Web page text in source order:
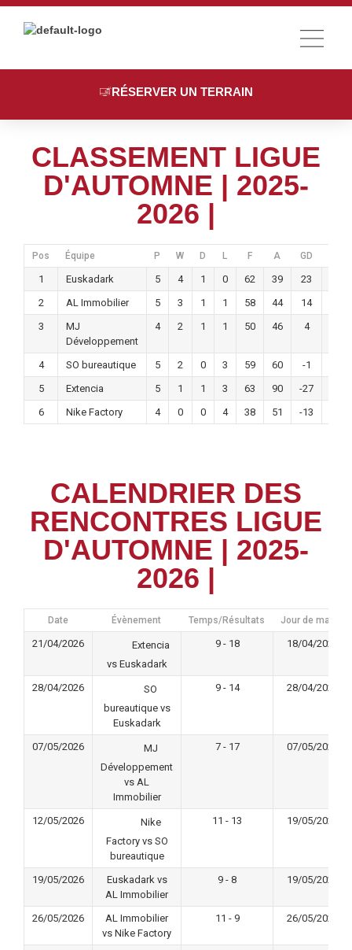
RÉSERVER UN TERRAIN
CLASSEMENT LIGUE
D'AUTOMNE | 2025-
2026 |
Pos Équipe P W D L F A GD
1 Euskadark 5 4 1 0 62 39 23
2
AL Immobilier 5 3 1 1 58 44 14
3
MJ
Développement
4 2 1 1 50 46 4
4 SO bureautique 5 2 0 3 59 60 -1
5
Extencia 5 1 1 3 63 90 -27
6
Nike Factory 4 0 0 4 38 51 -13
CALENDRIER DES
RENCONTRES LIGUE
D'AUTOMNE | 2025-
2026 |
Date Évènement Temps/Résultats Jour de match
21/04/2026
Extencia
vs Euskadark
9 - 18 18/04/2026
28/04/2026
SO
bureautique vs
Euskadark
9 - 14 28/04/2026
07/05/2026
MJ
Développement
vs AL
Immobilier
7 - 17 07/05/2026
12/05/2026
Nike
Factory vs SO
bureautique
11 - 13 19/05/2026
19/05/2026
Euskadark vs
AL Immobilier
9 - 8 19/05/2026
26/05/2026
AL Immobilier
vs Nike Factory
11 - 9 26/05/2026